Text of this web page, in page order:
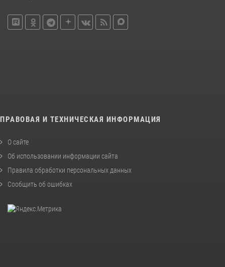
ПРАВОВАЯ И ТЕХНИЧЕСКАЯ ИНФОРМАЦИЯ
О сайте
Об использовании информации сайта
Правила обработки персональных данных
Сообщить об ошибках